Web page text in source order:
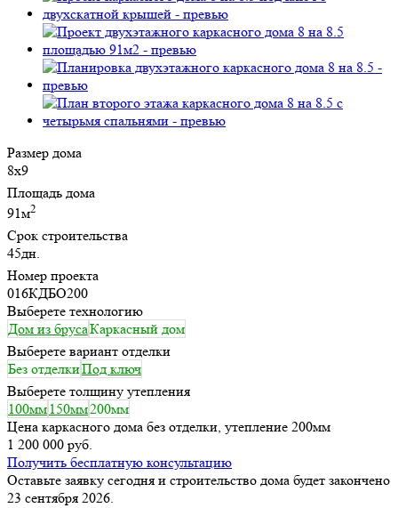
Размер дома
8х9
Площадь дома
91м2
Срок строительства
45дн.
Номер проекта
016КДБО200
Выберете технологию
Дом из брусаКаркасный дом
Выберете вариант отделки
Без отделкиПод ключ
Выберете толщину утепления
100мм 150мм200мм
Цена каркасного дома без отделки, утепление 200мм
1 200 000 руб.
Получить бесплатную консультацию
Оставьте заявку сегодня и строительство дома будет закончено
23 сентября 2026.